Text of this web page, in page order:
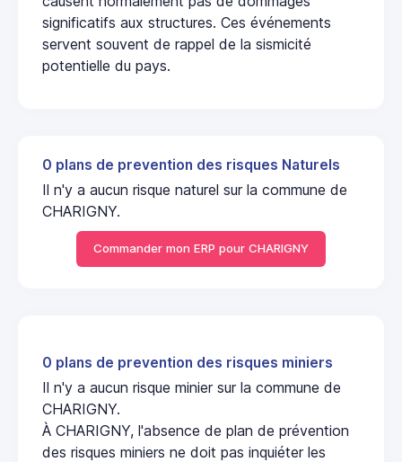
significatifs aux structures. Ces événements
servent souvent de rappel de la sismicité
potentielle du pays.
0 plans de prevention des risques Naturels
Il n'y a aucun risque naturel sur la commune de
CHARIGNY.
Commander mon ERP pour CHARIGNY
0 plans de prevention des risques miniers
Il n'y a aucun risque minier sur la commune de
CHARIGNY.
À CHARIGNY, l'absence de plan de prévention
des risques miniers ne doit pas inquiéter les